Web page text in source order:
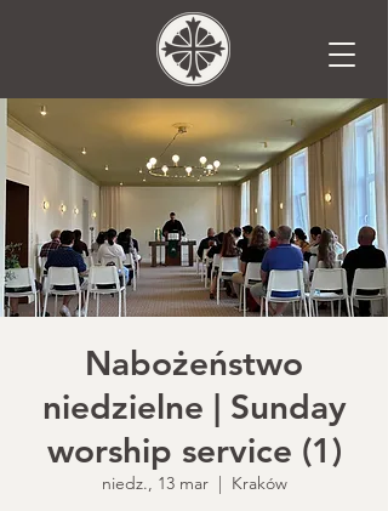
Nabożeństwo
niedzielne | Sunday
worship service (1)
niedz., 13 mar
  |
Kraków